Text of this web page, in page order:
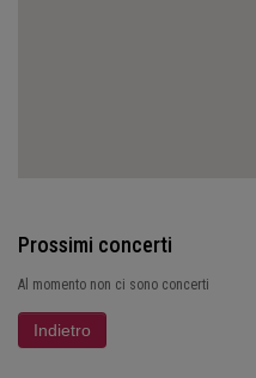
Prossimi concerti
Al momento non ci sono concerti